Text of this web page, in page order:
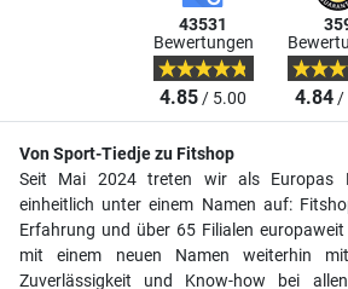
43531
Bewertungen
4.85/ 5.00 4.84/
Von Sport-Tiedje zu Fitshop
Seit Mai 2024 treten wir als Europas
einheitlich unter einem Namen auf:
Erfahrung und über 65 Filialen
mit einem neuen Namen weiterhin
Zuverlässigkeit und Know-how bei